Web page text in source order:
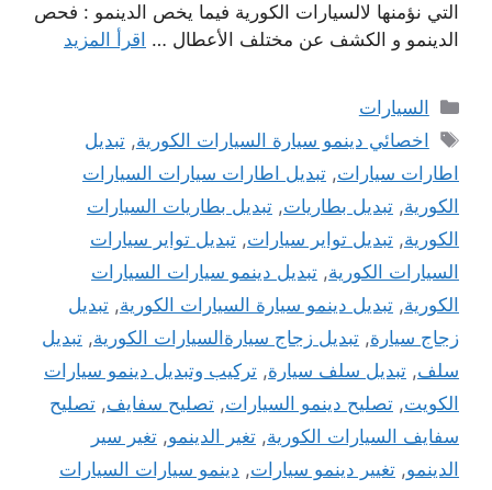
التي نؤمنها لالسيارات الكورية فيما يخص الدينمو : فحص
الدينمو و الكشف عن مختلف الأعطال … اقرأ المزيد
التصنيفات
السيارات
الوسوم
اخصائي دينمو سيارة السيارات الكورية,تبديل
اطارات سيارات, تبديل اطارات سيارات السيارات
الكورية, تبديل بطاريات, تبديل بطاريات السيارات
الكورية, تبديل تواير سيارات, تبديل تواير سيارات
السيارات الكورية, تبديل دينمو سيارات السيارات
الكورية, تبديل دينمو سيارة السيارات الكورية, تبديل
زجاج سيارة, تبديل زجاج سيارةالسيارات الكورية, تبديل
سلف, تبديل سلف سيارة, تركيب وتبديل دينمو سيارات
الكويت, تصليح دينمو السيارات, تصليح سفايف, تصليح
سفايف السيارات الكورية, تغير الدينمو, تغير سير
الدينمو, تغيير دينمو سيارات, دينمو سيارات السيارات